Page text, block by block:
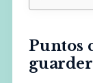
Puntos